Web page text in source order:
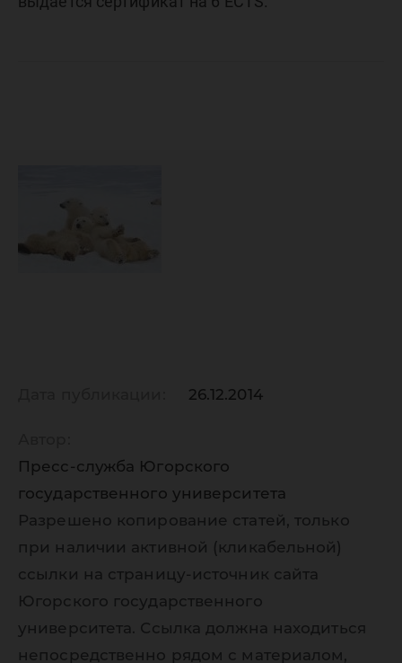
26.12.2014
Пресс-служба Югорского
государственного университета
Разрешено копирование статей, только
при наличии активной (кликабельной)
ссылки на страницу-источник сайта
Югорского государственного
университета. Ссылка должна находиться
непосредственно рядом с материалом,